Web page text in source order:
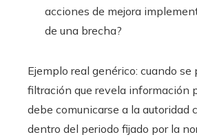
acciones de mejora
de una brecha?
Ejemplo real genérico: cuando se
filtración que revela información
debe comunicarse a la autoridad
dentro del periodo fijado por la